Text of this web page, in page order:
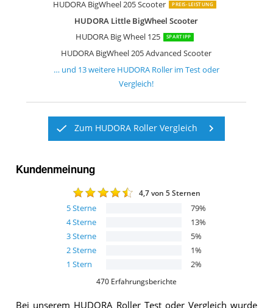
HUDORA BigWheel 205 Scooter PREIS-LEISTUNG
HUDORA Little BigWheel Scooter
HUDORA Big Wheel 125
SPARTIPP
HUDORA BigWheel 205 Advanced Scooter
… und 13weitere HUDORA Rollerim Test oder
Vergleich!
Zum HUDORA Roller Vergleich
Kundenmeinung
4,7von 5 Sternen
5Sterne 79%
4Sterne 13%
3Sterne 5%
2Sterne 1%
1 Stern 2%
470 Erfahrungsberichte
Bei unserem HUDORA RollerTest oder Vergleich wurde